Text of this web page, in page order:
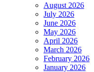
August 2026
July 2026
June 2026
May 2026
April 2026
March 2026
February 2026
January 2026